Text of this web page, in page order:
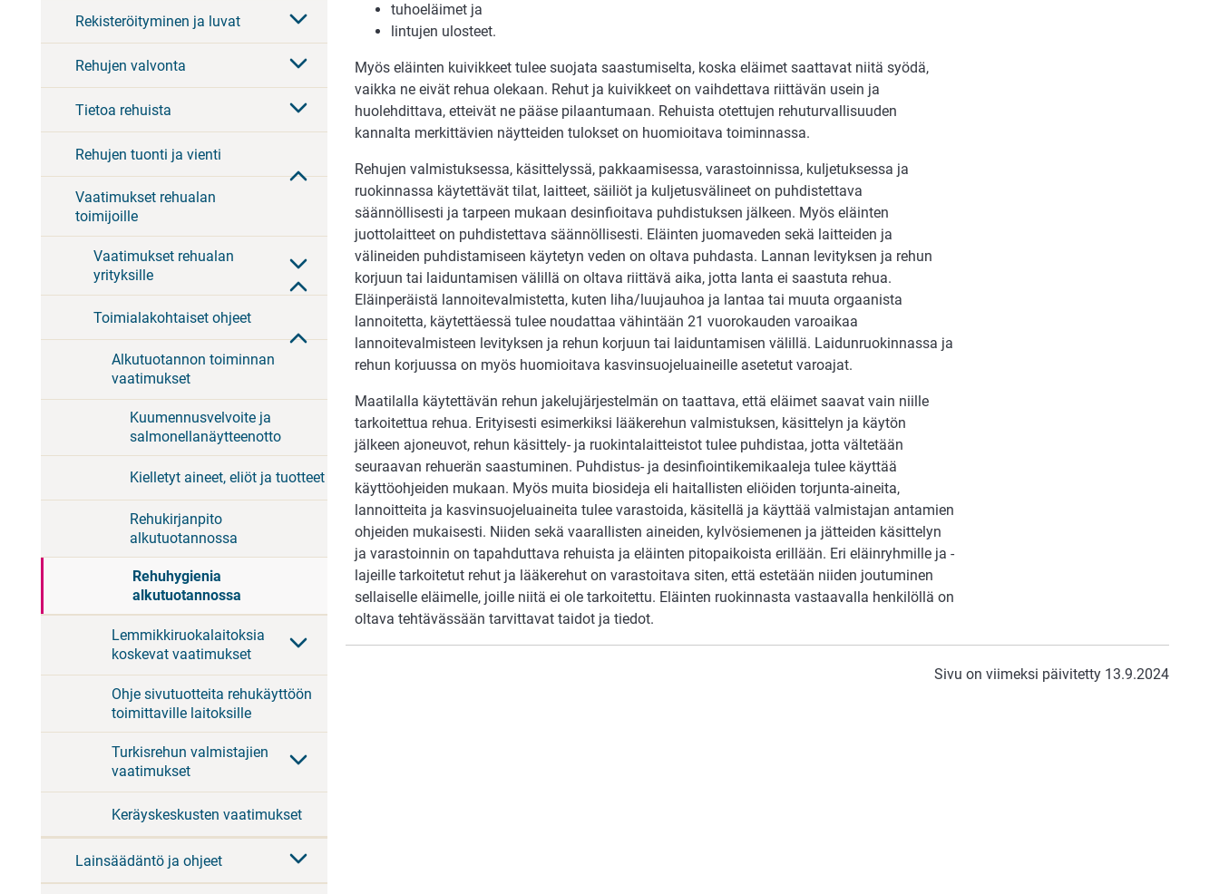
Rekisteröityminen ja luvat
Rehujen valvonta
Tietoa rehuista
Rehujen tuonti ja vienti
Vaatimukset rehualan
toimijoille
Vaatimukset rehualan
yrityksille
Toimialakohtaiset ohjeet
Alkutuotannon toiminnan
vaatimukset
Kuumennusvelvoite ja
salmonellanäytteenotto
Kielletyt aineet, eliöt ja tuotteet
Rehukirjanpito
alkutuotannossa
Rehuhygienia
alkutuotannossa
Lemmikkiruokalaitoksia
koskevat vaatimukset
Ohje sivutuotteita rehukäyttöön
toimittaville laitoksille
Turkisrehun valmistajien
vaatimukset
Keräyskeskusten vaatimukset
Lainsäädäntö ja ohjeet
tuhoeläimet ja
lintujen ulosteet.
Myös eläinten kuivikkeet tulee suojata saastumiselta, koska eläimet saattavat niitä syödä,
vaikka ne eivät rehua olekaan. Rehut ja kuivikkeet on vaihdettava riittävän usein ja
huolehdittava, etteivät ne pääse pilaantumaan. Rehuista otettujen rehuturvallisuuden
kannalta merkittävien näytteiden tulokset on huomioitava toiminnassa.
Rehujen valmistuksessa, käsittelyssä, pakkaamisessa, varastoinnissa, kuljetuksessa ja
ruokinnassa käytettävät tilat, laitteet, säiliöt ja kuljetusvälineet on puhdistettava
säännöllisesti ja tarpeen mukaan desinfioitava puhdistuksen jälkeen. Myös eläinten
juottolaitteet on puhdistettava säännöllisesti. Eläinten juomaveden sekä laitteiden ja
välineiden puhdistamiseen käytetyn veden on oltava puhdasta. Lannan levityksen ja rehun
korjuun tai laiduntamisen välillä on oltava riittävä aika, jotta lanta ei saastuta rehua.
Eläinperäistä lannoitevalmistetta, kuten liha/luujauhoa ja lantaa tai muuta orgaanista
lannoitetta, käytettäessä tulee noudattaa vähintään 21 vuorokauden varoaikaa
lannoitevalmisteen levityksen ja rehun korjuun tai laiduntamisen välillä. Laidunruokinnassa ja
rehun korjuussa on myös huomioitava kasvinsuojeluaineille asetetut varoajat.
Maatilalla käytettävän rehun jakelujärjestelmän on taattava, että eläimet saavat vain niille
tarkoitettua rehua. Erityisesti esimerkiksi lääkerehun valmistuksen, käsittelyn ja käytön
jälkeen ajoneuvot, rehun käsittely- ja ruokintalaitteistot tulee puhdistaa, jotta vältetään
seuraavan rehuerän saastuminen. Puhdistus- ja desinfiointikemikaaleja tulee käyttää
käyttöohjeiden mukaan. Myös muita biosideja eli haitallisten eliöiden torjunta-aineita,
lannoitteita ja kasvinsuojeluaineita tulee varastoida, käsitellä ja käyttää valmistajan antamien
ohjeiden mukaisesti. Niiden sekä vaarallisten aineiden, kylvösiemenen ja jätteiden käsittelyn
ja varastoinnin on tapahduttava rehuista ja eläinten pitopaikoista erillään. Eri eläinryhmille ja -
lajeille tarkoitetut rehut ja lääkerehut on varastoitava siten, että estetään niiden joutuminen
sellaiselle eläimelle, joille niitä ei ole tarkoitettu. Eläinten ruokinnasta vastaavalla henkilöllä on
oltava tehtävässään tarvittavat taidot ja tiedot.
Sivu on viimeksi päivitetty 13.9.2024